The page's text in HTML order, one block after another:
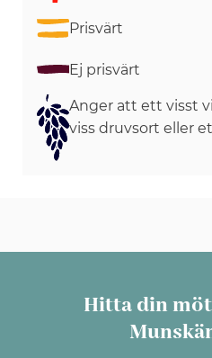
Prisvärt
Ej prisvärt
Anger att ett visst
viss druvsort eller
Hitta din